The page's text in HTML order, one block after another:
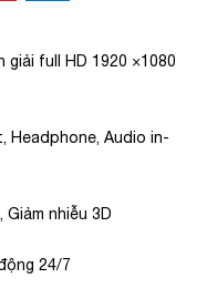
giải full HD 1920 ×1080
Headphone, Audio in-
nhiễu 3D
24/7